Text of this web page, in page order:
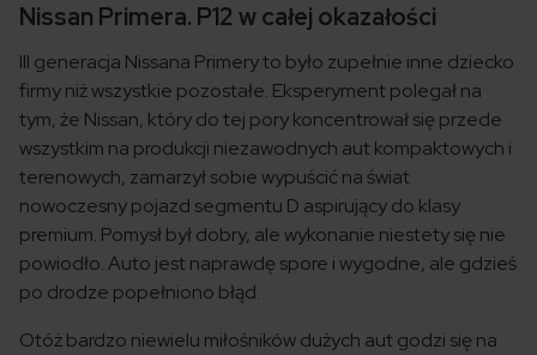
Nissan Primera. P12 w całej okazałości
III generacja Nissana Primery to było zupełnie inne dziecko
firmy niż wszystkie pozostałe. Eksperyment polegał na
tym, że Nissan, który do tej pory koncentrował się przede
wszystkim na produkcji niezawodnych aut kompaktowych i
terenowych, zamarzył sobie wypuścić na świat
nowoczesny pojazd segmentu D aspirujący do klasy
premium. Pomysł był dobry, ale wykonanie niestety się nie
powiodło. Auto jest naprawdę spore i wygodne, ale gdzieś
po drodze popełniono błąd.
Otóż bardzo niewielu miłośników dużych aut godzi się na